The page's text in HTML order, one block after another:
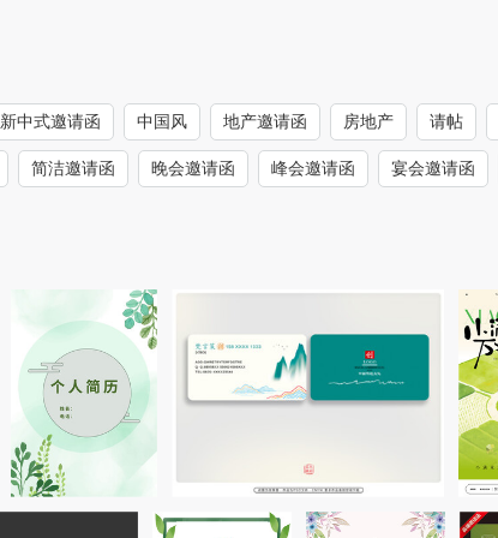
新中式邀请函 中国风 地产邀请函 房地产 请帖
简洁邀请函 晚会邀请函 峰会邀请函 宴会邀请函